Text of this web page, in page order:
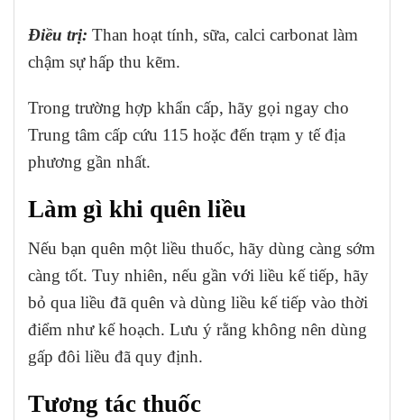
Điều trị: Than hoạt tính, sữa, calci carbonat làm
chậm sự hấp thu kẽm.
Trong trường hợp khẩn cấp, hãy gọi ngay cho
Trung tâm cấp cứu 115 hoặc đến trạm y tế địa
phương gần nhất.
Làm gì khi quên liều
Nếu bạn quên một liều thuốc, hãy dùng càng sớm
càng tốt. Tuy nhiên, nếu gần với liều kế tiếp, hãy
bỏ qua liều đã quên và dùng liều kế tiếp vào thời
điểm như kế hoạch. Lưu ý rằng không nên dùng
gấp đôi liều đã quy định.
Tương tác thuốc